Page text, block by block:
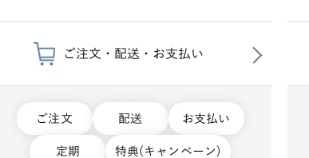
ご注文・配送・お支払い
ご注文 配送 お支払い
定期 特典(キャンペーン)